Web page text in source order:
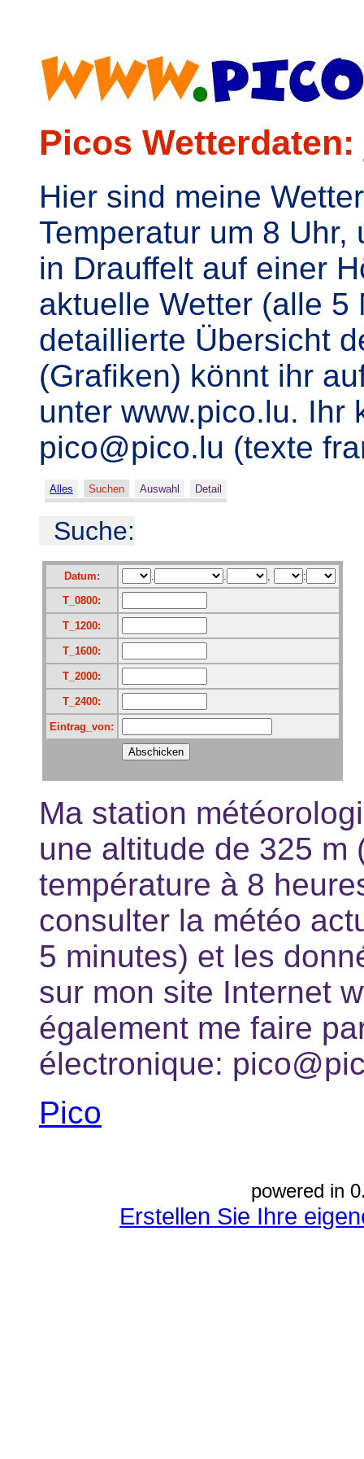
Picos
Hier sind meine
Temperatur um 8
in Drauffelt auf einer
aktuelle Wetter (alle 5
detaillierte Übersicht
(Grafiken) könnt ihr
unter www.pico.lu. Ihr
pico@pico.lu (texte
Alles Suchen Auswahl Detail
Suche:
Datum:
:
T_0800:
T_1200:
T_1600:
T_2000:
T_2400:
Eintrag_von:
Ma station
une altitude de 325 m
température à 8
consulter la météo
5 minutes) et les
sur mon site Internet
également me faire
électronique:
Pico
powered in
Erstellen Sie Ihre